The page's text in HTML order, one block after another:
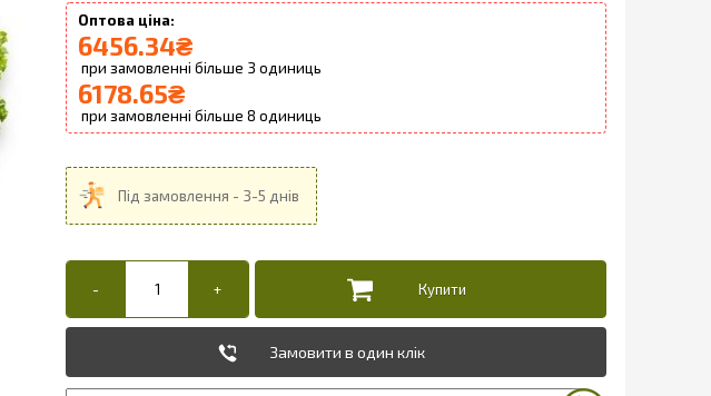
6456.34₴
3
6178.65₴
8
Замовити в один клік